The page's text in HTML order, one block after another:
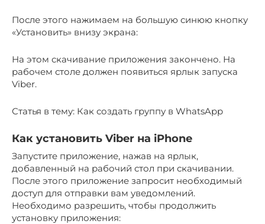
После этого нажимаем на большую синюю кнопку
«Установить» внизу экрана:
На этом скачивание приложения закончено. На
рабочем столе должен появиться ярлык запуска
Viber.
Статья в тему: Как создать группу в WhatsApp
Как установить Viber на iPhone
Запустите приложение, нажав на ярлык,
добавленный на рабочий стол при скачивании.
После этого приложение запросит необходимый
доступ для отправки вам уведомлений.
Необходимо разрешить, чтобы продолжить
установку приложения: